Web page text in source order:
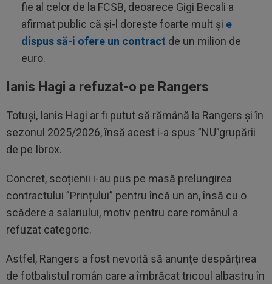
fie al celor de la FCSB, deoarece Gigi Becali a
afirmat public că și-l dorește foarte mult și e
dispus să-i ofere un contract de un milion de
euro.
Ianis Hagi a refuzat-o pe Rangers
Totuși, Ianis Hagi ar fi putut să rămână la Rangers și în
sezonul 2025/2026, însă acest i-a spus ”NU”grupării
de pe Ibrox.
Concret, scoțienii i-au pus pe masă prelungirea
contractului ”Prințului” pentru încă un an, însă cu o
scădere a salariului, motiv pentru care românul a
refuzat categoric.
Astfel, Rangers a fost nevoită să anunțe despărțirea
de fotbalistul român care a îmbrăcat tricoul albastru în